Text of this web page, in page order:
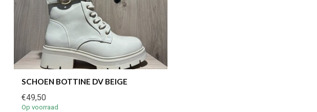
SCHOEN BOTTINE DV BEIGE
€49,50
Op voorraad